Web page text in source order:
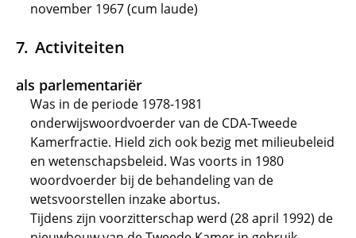
november 1967 (cum laude)
Activiteiten
als parlementariër
Was in de periode 1978-1981
onderwijswoordvoerder van de CDA-Tweede
Kamerfractie. Hield zich ook bezig met milieubeleid
en wetenschapsbeleid. Was voorts in 1980
woordvoerder bij de behandeling van de
wetsvoorstellen inzake abortus.
Tijdens zijn voorzitterschap werd (28 april 1992) de